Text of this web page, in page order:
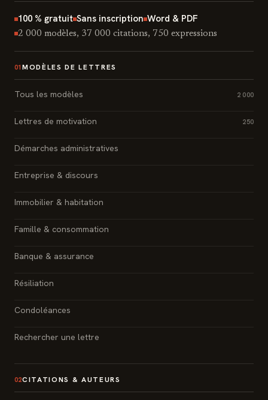
100 % gratuit Sans inscription Word & PDF
2 000 modèles, 37 000 citations, 750 expressions
01 MODÈLES DE LETTRES
Tous les modèles 2 000
Lettres de motivation 250
Démarches administratives
Entreprise & discours
Immobilier & habitation
Famille & consommation
Banque & assurance
Résiliation
Condoléances
Rechercher une lettre
02CITATIONS & AUTEURS